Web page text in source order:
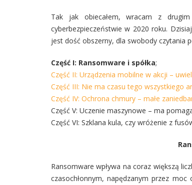
Tak jak obiecałem, wracam z
cyberbezpieczeństwie w 2020 roku.
jest dość obszerny, dla swobody czytania
Część I: Ransomware i spółka;
Część II: Urządzenia mobilne w akcji –
Część III: Nie ma czasu tego wszystkiego
Część IV: Ochrona chmury – małe
Część V: Uczenie maszynowe – ma
Część VI: Szklana kula, czy wróżenie z
Ransomware wpływa na coraz większą
czasochłonnym, napędzanym przez